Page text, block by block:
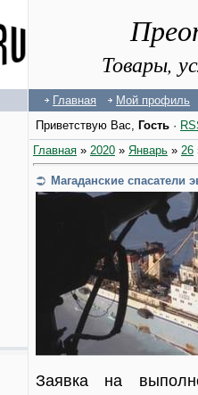
Товары,
Главная Мой профиль
Приветствую Вас, Гость ·
Главная » 2020 » Январь » 26
Магаданские
Заявка на